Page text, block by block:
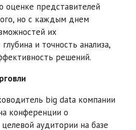
оценке представителей
но с каждым днем
их
и точность анализа,
решений.
big data компании
конференции о
аудитории на базе